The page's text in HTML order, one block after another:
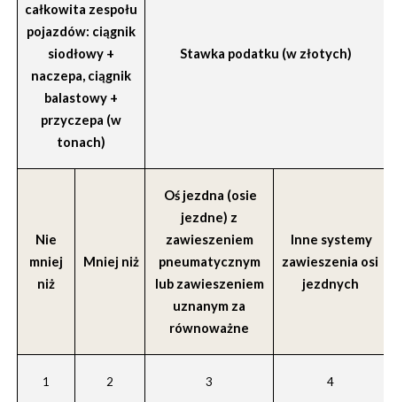
całkowita zespołu
pojazdów: ciągnik
siodłowy +
naczepa, ciągnik
balastowy +
przyczepa (w
tonach)
Stawka podatku (w złotych)
Nie
mniej
niż
Mniej niż
Oś jezdna (osie
jezdne) z
zawieszeniem
pneumatycznym
lub zawieszeniem
uznanym za
równoważne
Inne systemy
zawieszenia osi
jezdnych
1 2 3 4